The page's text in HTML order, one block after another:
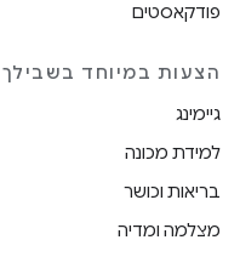
פודקאסטים
הצעות במיוחד בשבילך
גיימינג
למידת מכונה
בריאות וכושר
מצלמה ומדיה